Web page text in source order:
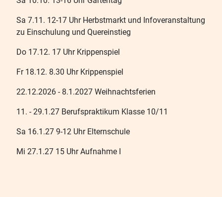
Sa 7.11. 12-17 Uhr Herbstmarkt und Infoveranstaltung
zu Einschulung und Quereinstieg
Do 17.12. 17 Uhr Krippenspiel
Fr 18.12. 8.30 Uhr Krippenspiel
22.12.2026 - 8.1.2027 Weihnachtsferien
11. - 29.1.27 Berufspraktikum Klasse 10/11
Sa 16.1.27 9-12 Uhr Elternschule
Mi 27.1.27 15 Uhr Aufnahme I